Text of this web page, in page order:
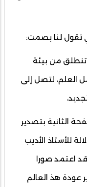
تقول لنا بصمت:
من بيئة
العلم، لتصل إلى
الثانية بتصدير
للأستاذ الأديب
اعتمد صورا
عودة هذ العالم